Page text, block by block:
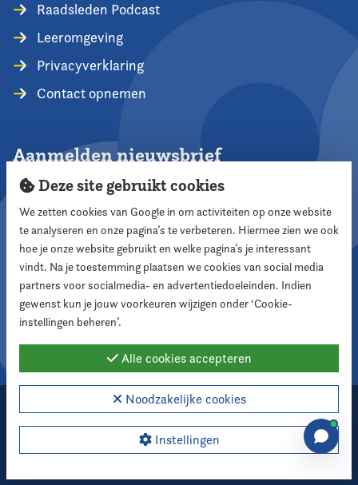
Raadsleden Podcast
Leeromgeving
Privacyverklaring
Contact opnemen
Aanmelden nieuwsbrief
Aanmelden
Volg ons
2026 Nederlandse Vereniging voor Raadsleden
Cookie instellingen
Deze site gebruikt cookies
We zetten cookies van Google in om activiteiten op onze website
te analyseren en onze pagina’s te verbeteren. Hiermee zien we ook
hoe je onze website gebruikt en welke pagina’s je interessant
vindt. Na je toestemming plaatsen we cookies van social media
partners voor socialmedia- en advertentiedoeleinden. Indien
gewenst kun je jouw voorkeuren wijzigen onder ‘Cookie-
instellingen beheren’.
Alle cookies accepteren
Noodzakelijke cookies
Instellingen